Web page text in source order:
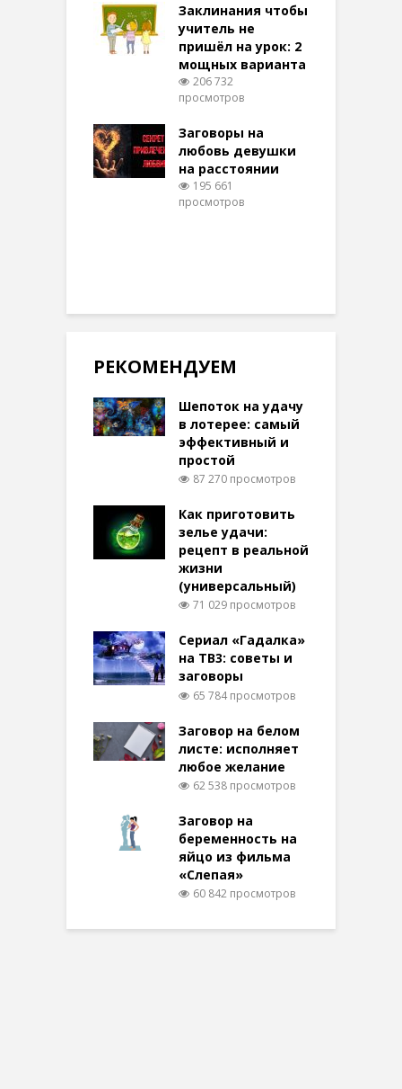
Заклинания чтобы
учитель не
пришёл на урок: 2
мощных варианта
206 732
просмотров
Заговоры на
любовь девушки
на расстоянии
195 661
просмотров
РЕКОМЕНДУЕМ
Шепоток на удачу
в лотерее: самый
эффективный и
простой
87 270 просмотров
Как приготовить
зелье удачи:
рецепт в реальной
жизни
(универсальный)
71 029 просмотров
Сериал «Гадалка»
на ТВ3: советы и
заговоры
65 784 просмотров
Заговор на белом
листе: исполняет
любое желание
62 538 просмотров
Заговор на
беременность на
яйцо из фильма
«Слепая»
60 842 просмотров